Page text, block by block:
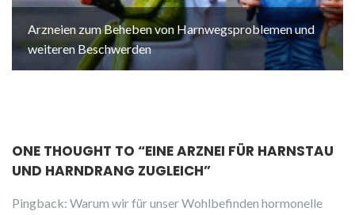
Arzneien zum Beheben von Harnwegsproblemen und
weiteren Beschwerden
ONE THOUGHT TO “EINE ARZNEI FÜR HARNSTAU
UND HARNDRANG ZUGLEICH”
Pingback: Warum wir für unser Wohlbefinden hormonelle